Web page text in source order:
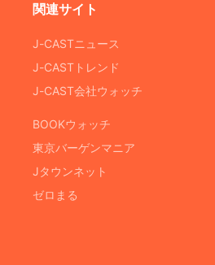
関連サイト
J-CASTニュース
J-CASTトレンド
J-CAST会社ウォッチ
BOOKウォッチ
東京バーゲンマニア
Jタウンネット
ゼロまる